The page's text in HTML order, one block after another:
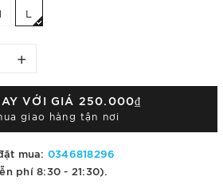
L
+
VỚI GIÁ 250.000₫
giao hàng tận nơi
mua: 0346818296
phí 8:30 - 21:30).